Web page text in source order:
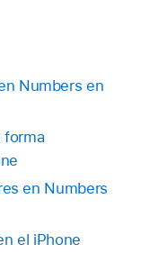
en la parte
toca
toca Listo en
Numbers en
forma
en Numbers
el iPhone